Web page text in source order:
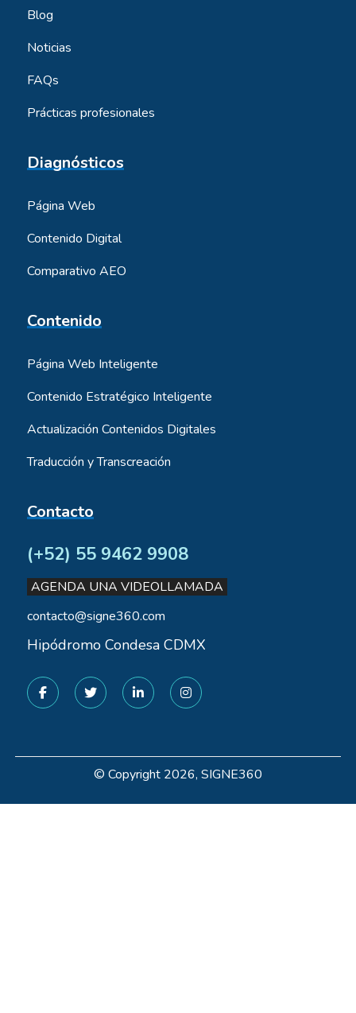
Blog
Noticias
FAQs
Prácticas profesionales
Diagnósticos
Página Web
Contenido Digital
Comparativo AEO
Contenido
Página Web Inteligente
Contenido Estratégico Inteligente
Actualización Contenidos Digitales
Traducción y Transcreación
Contacto
(+52) 55 9462 9908
AGENDA UNA VIDEOLLAMADA
contacto@signe360.com
Hipódromo Condesa CDMX
© Copyright 2026, SIGNE360